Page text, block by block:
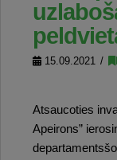
15.09.2021
Atsaucoties
Apeirons”